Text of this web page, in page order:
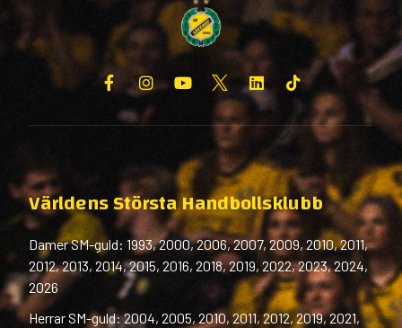
Världens Största Handbollsklubb
Damer SM-guld: 1993, 2000, 2006, 2007, 2009, 2010, 2011,
2012, 2013, 2014, 2015, 2016, 2018, 2019, 2022, 2023, 2024,
2026
Herrar SM-guld: 2004, 2005, 2010, 2011, 2012, 2019, 2021,